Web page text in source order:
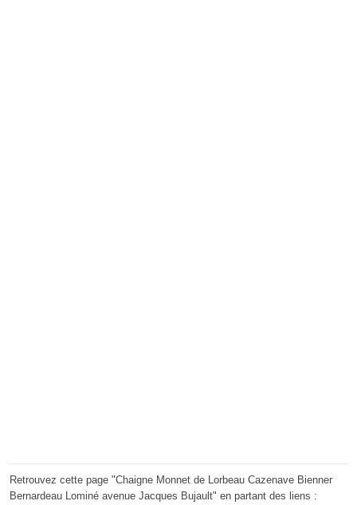
Retrouvez cette page "Chaigne Monnet de Lorbeau Cazenave Bienner
Bernardeau Lominé avenue Jacques Bujault" en partant des liens :